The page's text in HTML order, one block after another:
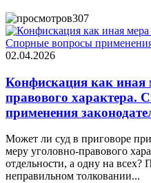
307
02.04.2026
Конфискация как иная
правового характера.
применения
Может ли суд в приговоре
меру уголовно-правового
отдельности, а одну на всех?
неправильном толковании...